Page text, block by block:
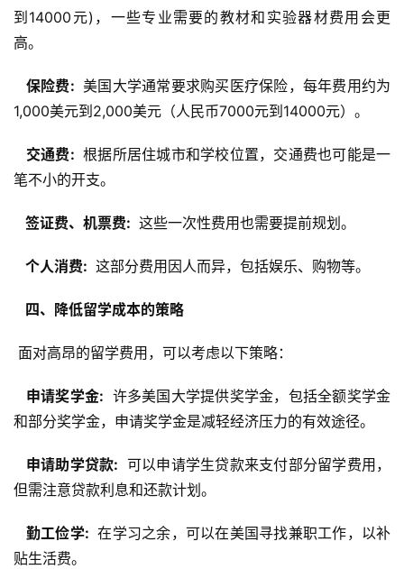
到14000元)，一些专业需要的教材和实验器材费用会更
高。
  保险费:
美国大学通常要求购买医疗保险，每年费用约为
1,000美元到2,000美元（人民币7000元到14000元）。
  交通费:
根据所居住城市和学校位置，交通费也可能是一
笔不小的开支。
  签证费、机票费:
这些一次性费用也需要提前规划。
  个人消费:
这部分费用因人而异，包括娱乐、购物等。
  四、降低留学成本的策略
面对高昂的留学费用，可以考虑以下策略：
  申请奖学金:
许多美国大学提供奖学金，包括全额奖学金
和部分奖学金，申请奖学金是减轻经济压力的有效途径。
  申请助学贷款:
可以申请学生贷款来支付部分留学费用，
但需注意贷款利息和还款计划。
  勤工俭学:
在学习之余，可以在美国寻找兼职工作，以补
贴生活费。